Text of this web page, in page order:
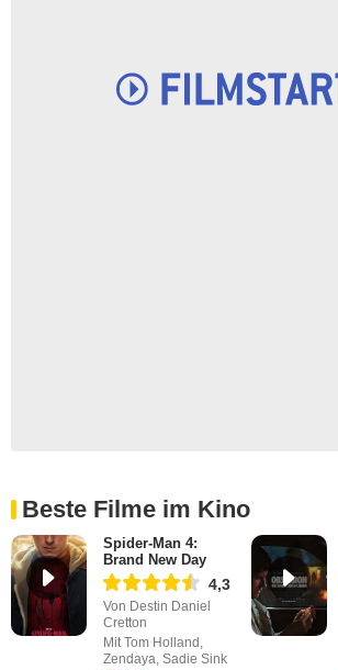
Beste Filme im Kino
Spider-Man 4:
Brand New Day
4,3
Von Destin Daniel
Cretton
Mit Tom Holland,
Zendaya, Sadie Sink